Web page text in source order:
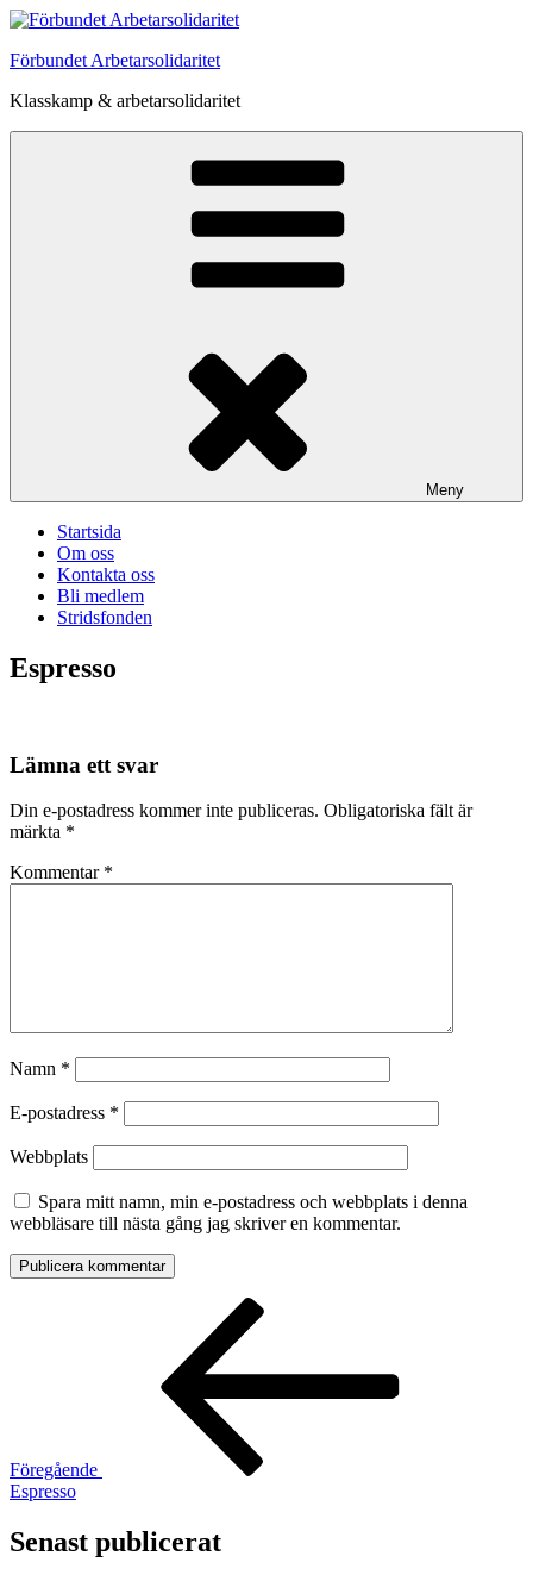
Hoppa
innehåll
Förbundet Arbetarsolidaritet
Klasskamp & arbetarsolidaritet
Meny
Startsida
Om oss
Kontakta oss
Bli medlem
Stridsfonden
Espresso
Lämna ett svar
Din e-postadress kommer inte publiceras. Obligatoriska fält är
märkta *
Kommentar *
Namn *
E-postadress *
Webbplats
Spara mitt namn, min e-postadress och webbplats i denna
webbläsare till nästa gång jag skriver en kommentar.
Inläggsnavigering
Föregående
Espresso
Senast publicerat